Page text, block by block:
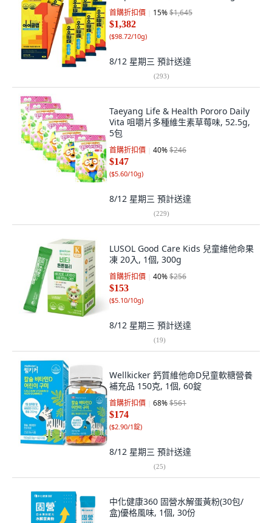
首購折扣價 15%$1,645
$1,382
($98.72/10g)
8/12 星期三 預計送達
(293)
Taeyang Life & Health Pororo Daily
Vita 咀嚼片多種維生素草莓味, 52.5g,
5包
首購折扣價 40%$246
$147
($5.60/10g)
8/12 星期三 預計送達
(229)
LUSOL Good Care Kids 兒童維他命果
凍 20入, 1個, 300g
首購折扣價 40%$256
$153
($5.10/10g)
8/12 星期三 預計送達
(19)
Wellkicker 鈣質維他命D兒童軟糖營養
補充品 150克, 1個, 60錠
首購折扣價 68%$561
$174
($2.90/1錠)
8/12 星期三 預計送達
(25)
中化健康360 固營水解蛋黃粉(30包/
盒)優格風味, 1個, 30份